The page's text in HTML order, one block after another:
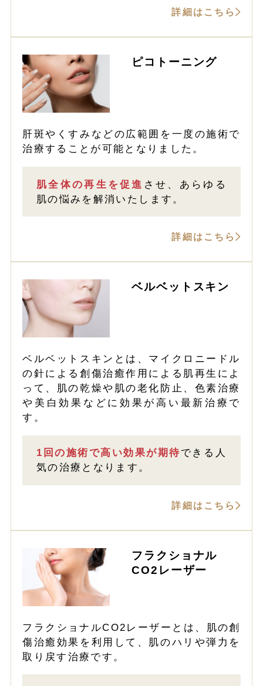
詳細はこちら
ピコトーニング
肝斑やくすみなどの広範囲を一度の施術で
治療することが可能となりました。
肌全体の再生を促進 させ、あらゆる
肌の悩みを解消いたします。
詳細はこちら
ベルベットスキン
ベルベットスキンとは、マイクロニードル
の針による創傷治癒作用による肌再生によ
って、肌の乾燥や肌の老化防止、色素治療
や美白効果などに効果が高い最新治療で
す。
1回の施術で高い効果が期待できる人
気の治療となります。
詳細はこちら
フラクショナル
CO2レーザー
フラクショナルCO2レーザーとは、肌の創
傷治癒効果を利用して、肌のハリや弾力を
取り戻す治療です。